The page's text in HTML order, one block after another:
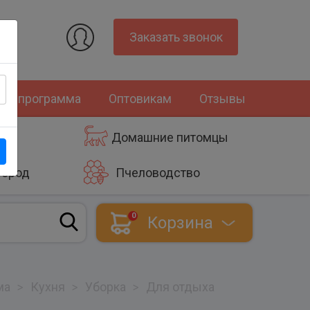
Заказать звонок
программа Оптовикам Отзывы
Домашние питомцы
Пчеловодство
0 Корзина